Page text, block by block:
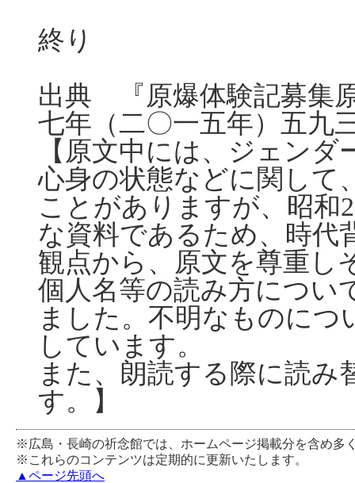
終り
出典 『原爆体験記募
七年（二〇一五年）五九
【原文中には、ジェン
心身の状態などに関して
ことがありますが、昭和
な資料であるため、時代
観点から、原文を尊重し
個人名等の読み方につい
ました。不明なものにつ
しています。
また、朗読する際に読
す。】
※広島・長崎の祈念館では、ホームページ掲載分を含め多
※これらのコンテンツは定期的に更新いたします。
▲ページ先頭へ